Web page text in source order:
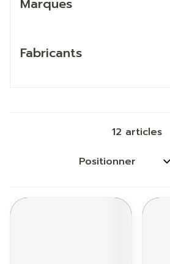
Marques
Fabricants
12 articles
Trier par: